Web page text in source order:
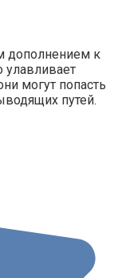
дополнением к
улавливает
могут попасть
путей.